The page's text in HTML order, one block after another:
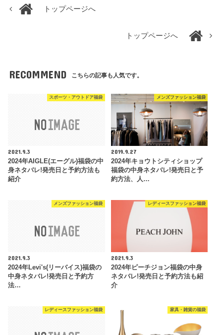
トップページへ
トップページへ
RECOMMEND こちらの記事も人気です。
スポーツ・アウトドア福袋
2021.9.3
2024年AIGLE(エーグル)福袋の中
身ネタバレ!発売日と予約方法も
紹介
メンズファッション福袋
2019.9.27
2024年キョウトシティショップ
福袋の中身ネタバレ!発売日と予
約方法、人…
メンズファッション福袋
2021.9.3
2024年Levi's(リーバイス)福袋の
中身ネタバレ!発売日と予約方
法…
レディースファッション福袋
2021.9.3
2024年ピーチジョン福袋の中身
ネタバレ!発売日と予約方法も紹
介
レディースファッション福袋 家具・雑貨の福袋